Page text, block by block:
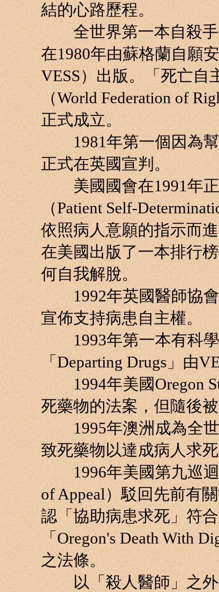
結的心路歷程。
全世界第一本自殺手
在1980年由蘇格蘭自願
VESS）出版。「死亡自
（World Federation of
正式成立。
1981年第一個因為幫
正式在英國宣判。
美國國會在1991年正
（Patient Self-
依照病人意願的指示而
在美國出版了一本排行
何自我解脫。
1992年英國醫師協會
宣佈支持病患自主權。
1993年第一本有科學
「Departing Drugs」由
1994年美國Oregon
死藥物的法案，但隨後
1995年澳洲成為全世
致死藥物以達成病人求
1996年美國第九巡迴
of Appeal）駁回先前有
認「協助病患求死」符
「Oregon's Death With
之法條。
以「殺人醫師」之外